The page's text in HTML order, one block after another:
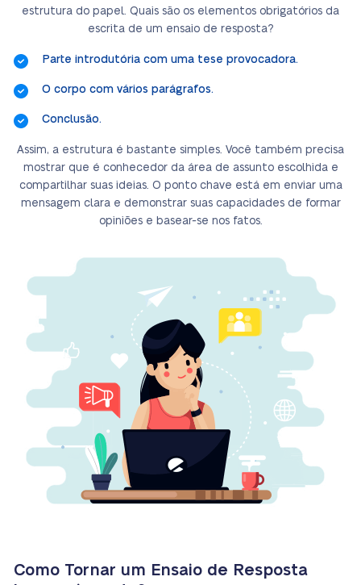
estrutura do papel. Quais são os elementos obrigatórios da
escrita de um ensaio de resposta?
Parte introdutória com uma tese provocadora.
O corpo com vários parágrafos.
Conclusão.
Assim, a estrutura é bastante simples. Você também precisa
mostrar que é conhecedor da área de assunto escolhida e
compartilhar suas ideias. O ponto chave está em enviar uma
mensagem clara e demonstrar suas capacidades de formar
opiniões e basear-se nos fatos.
Como Tornar um Ensaio de Resposta